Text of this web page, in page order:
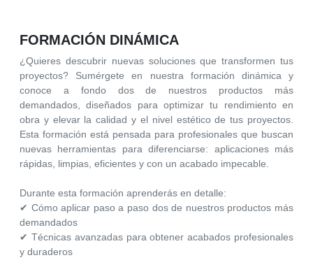
FORMACIÓN DINÁMICA
¿Quieres descubrir nuevas soluciones que transformen tus
proyectos? Sumérgete en nuestra formación dinámica y
conoce a fondo dos de nuestros productos más
demandados, diseñados para optimizar tu rendimiento en
obra y elevar la calidad y el nivel estético de tus proyectos.
Esta formación está pensada para profesionales que buscan
nuevas herramientas para diferenciarse: aplicaciones más
rápidas, limpias, eficientes y con un acabado impecable.
Durante esta formación aprenderás en detalle:
✔ Cómo aplicar paso a paso dos de nuestros productos más
demandados
✔ Técnicas avanzadas para obtener acabados profesionales
y duraderos